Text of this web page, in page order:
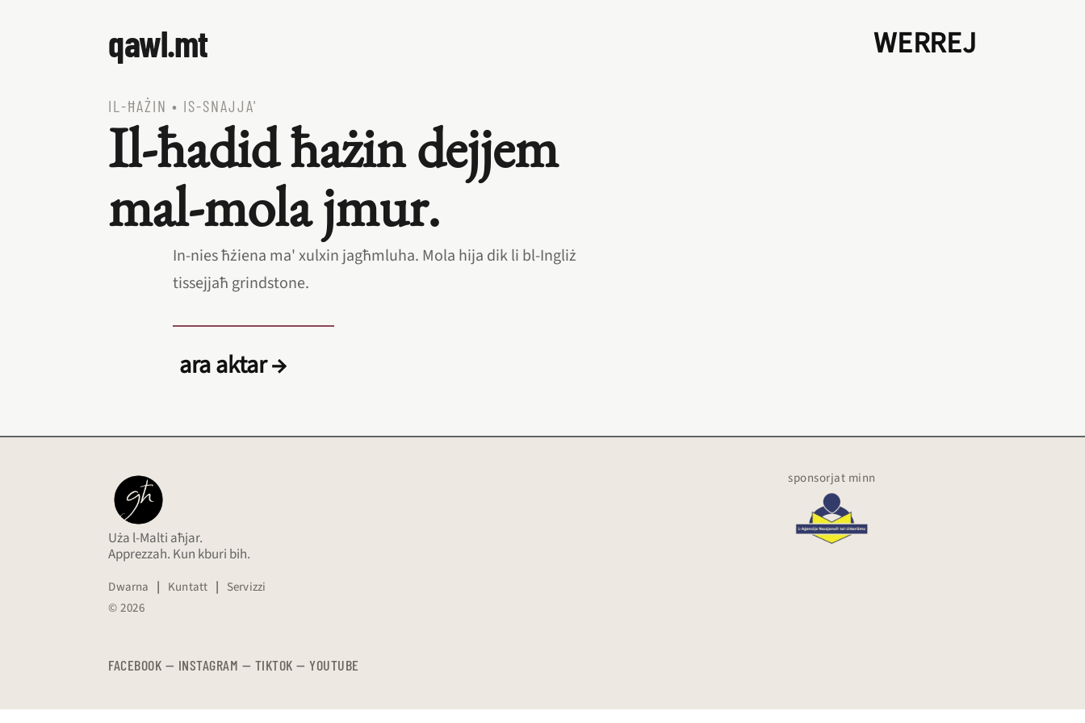
qawl.mt WERREJ
IL‑ĦAŻIN • IS‑SNAJJA'
Il‑ħadid ħażin dejjem
mal‑mola jmur.
In‑nies ħżiena ma' xulxin jagħmluha. Mola hija dik li bl‑Ingliż
tissejjaħ grindstone.
ara aktar →
Uża l-Malti aħjar.
Apprezzah. Kun kburi bih.
Dwarna | Kuntatt | Servizzi
© 2026
FACEBOOK — INSTAGRAM — TIKTOK — YOUTUBE
sponsorjat minn